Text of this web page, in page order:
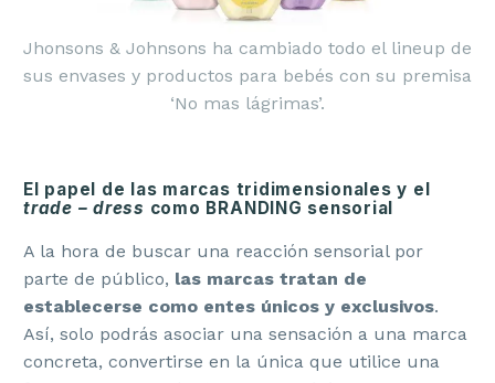
Jhonsons & Johnsons ha cambiado todo el lineup de
sus envases y productos para bebés con su premisa
‘No mas lágrimas’.
El papel de las marcas tridimensionales y el
trade – dress como BRANDING sensorial
A la hora de buscar una reacción sensorial por
parte de público, las marcas tratan de
establecerse como entes únicos y exclusivos.
Así, solo podrás asociar una sensación a una marca
concreta, convertirse en la única que utilice una